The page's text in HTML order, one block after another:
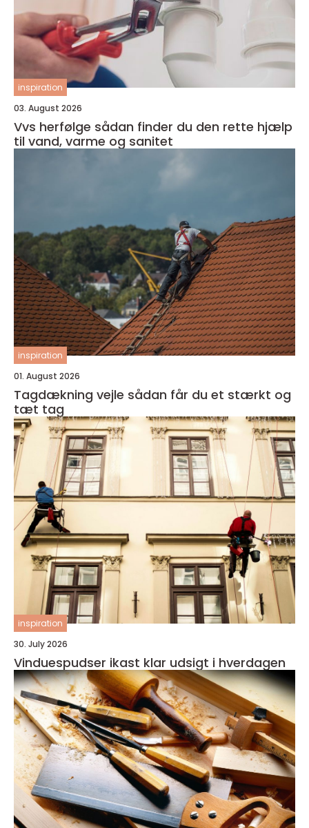
inspiration
03. August 2026
Vvs herfølge sådan finder du den rette hjælp
til vand, varme og sanitet
inspiration
01. August 2026
Tagdækning vejle sådan får du et stærkt og
tæt tag
inspiration
30. July 2026
Vinduespudser ikast klar udsigt i hverdagen